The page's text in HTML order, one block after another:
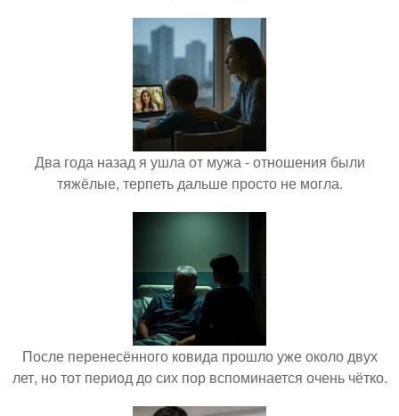
Два года назад я ушла от мужа - отношения были
тяжёлые, терпеть дальше просто не могла.
После перенесённого ковида прошло уже около двух
лет, но тот период до сих пор вспоминается очень чётко.